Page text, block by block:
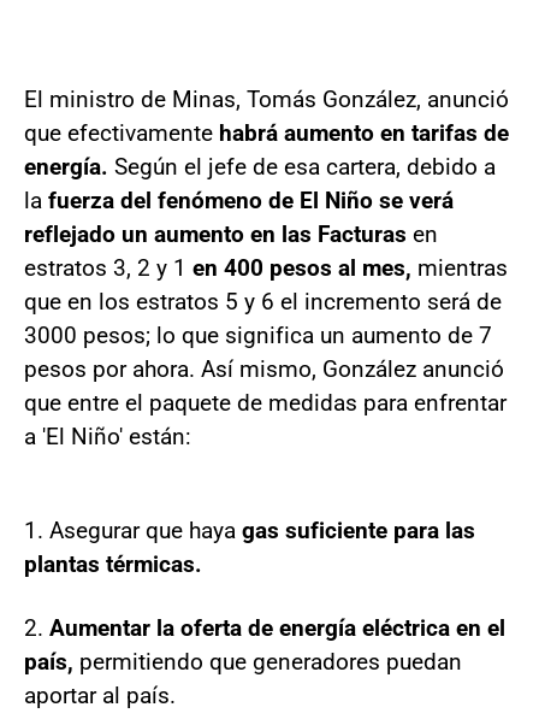
El ministro de Minas, Tomás González, anunció
que efectivamente habrá aumento en tarifas de
energía. Según el jefe de esa cartera, debido a
la fuerza del fenómeno de El Niño se verá
reflejado un aumento en las Facturas en
estratos 3, 2 y 1 en 400 pesos al mes, mientras
que en los estratos 5 y 6 el incremento será de
3000 pesos; lo que significa un aumento de 7
pesos por ahora. Así mismo, González anunció
que entre el paquete de medidas para enfrentar
a 'El Niño' están:
1. Asegurar que haya gas suficiente para las
plantas térmicas.
2. Aumentar la oferta de energía eléctrica en el
país, permitiendo que generadores puedan
aportar al país.